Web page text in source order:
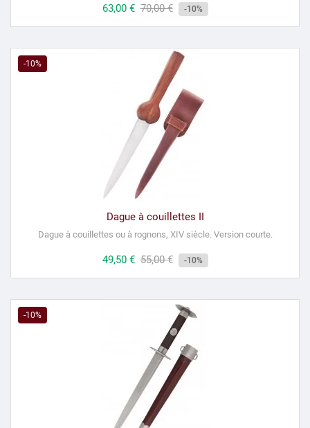
Prix
63,00 € Prix
70,00 € -10%
-10%
Dague à couillettes II
Dague à couillettes ou à rognons, XIV siècle. Version courte.
Prix
49,50 € Prix
55,00 € -10%
-10%